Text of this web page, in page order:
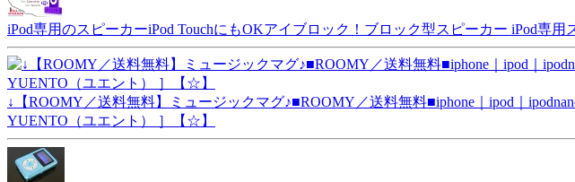
iPod専用のスピーカーiPod TouchにもOKアイブロック！ブロック型スピーカー iPod
↓【ROOMY／送料無料】ミュージックマグ♪■ROOMY／送料無料■iphone｜ipod｜
YUENTO（ユエント） ］【☆】